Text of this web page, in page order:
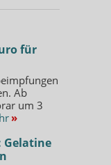
für
Ab
um 3
»
Gelatine